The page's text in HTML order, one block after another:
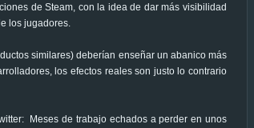
de Steam, con la idea de dar más visibilidad
los jugadores.
similares) deberían enseñar un abanico más
los efectos reales son justo lo contrario
Meses de trabajo echados a perder en unos